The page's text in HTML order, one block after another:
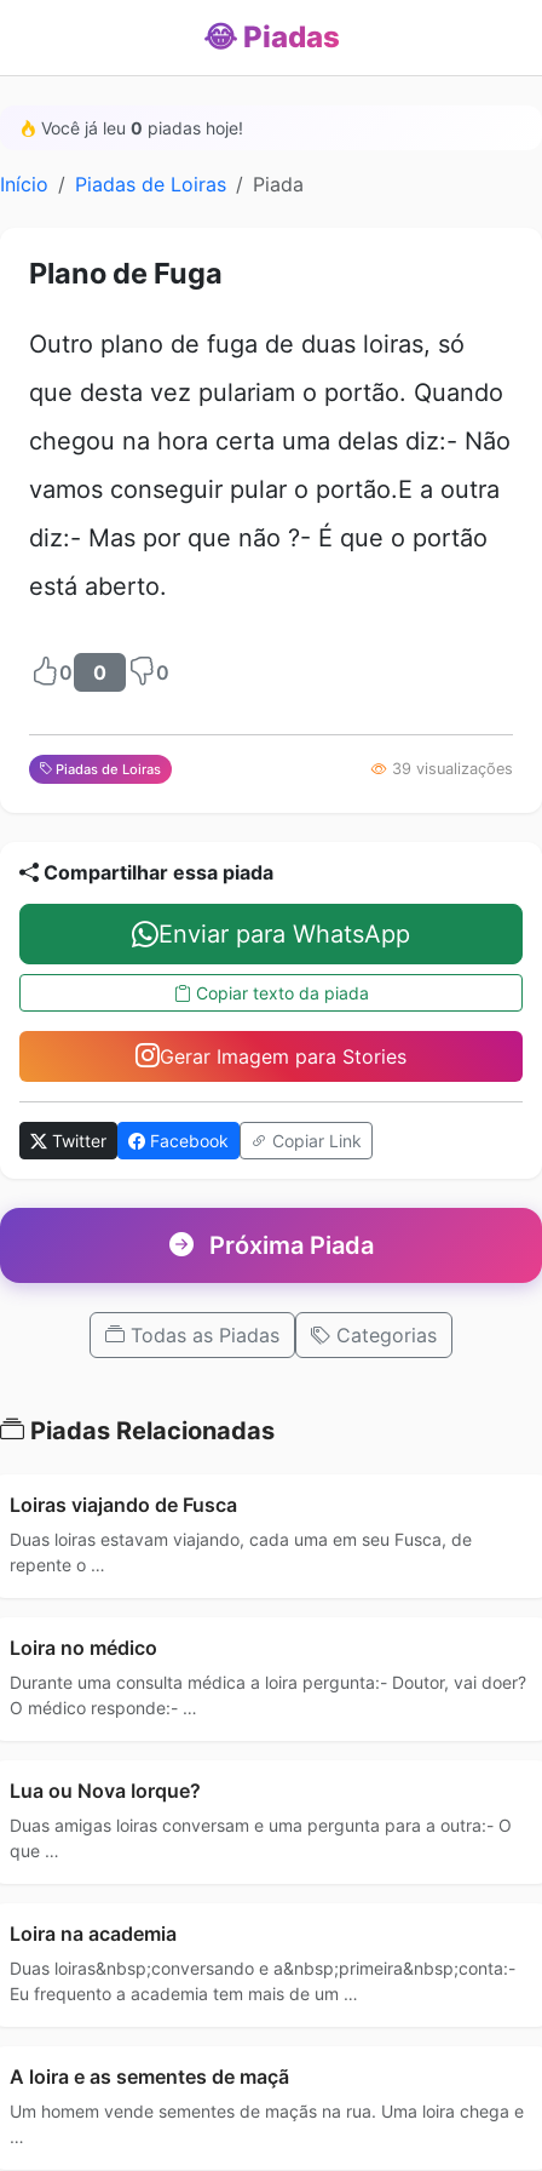
😂 Piadas
Você já leu 0 piadas hoje!
Início Piadas de Loiras Piada
Plano de Fuga
Outro plano de fuga de duas loiras, só
que desta vez pulariam o portão. Quando
chegou na hora certa uma delas diz:- Não
vamos conseguir pular o portão.E a outra
diz:- Mas por que não ?- É que o portão
está aberto.
0 0 0
Piadas de Loiras 39 visualizações
Compartilhar essa piada
Enviar para WhatsApp
Copiar texto da piada
Gerar Imagem para Stories
Twitter Facebook Copiar Link
Próxima Piada
Todas as Piadas Categorias
Piadas Relacionadas
Loiras viajando de Fusca
Duas loiras estavam viajando, cada uma em seu Fusca, de
repente o …
Loira no médico
Durante uma consulta médica a loira pergunta:- Doutor, vai doer?
O médico responde:- …
Lua ou Nova Iorque?
Duas amigas loiras conversam e uma pergunta para a outra:- O
que …
Loira na academia
Duas loiras&nbsp;conversando e a&nbsp;primeira&nbsp;conta:-
Eu frequento a academia tem mais de um …
A loira e as sementes de maçã
Um homem vende sementes de maçãs na rua. Uma loira chega e
…